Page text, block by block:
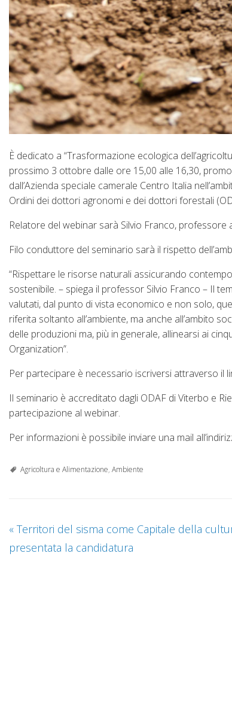
È dedicato a “Trasformazione ecologica
prossimo 3 ottobre dalle ore 15,00 alle 16,30,
dall’Azienda speciale camerale Centro Italia
Ordini dei dottori agronomi e dei dottori forestali
Relatore del webinar sarà Silvio Franco, professore
Filo conduttore del seminario sarà il rispetto
“Rispettare le risorse naturali assicurando
sostenibile. – spiega il professor Silvio Franco – Il
valutati, dal punto di vista economico e non solo,
riferita soltanto all’ambiente, ma anche all’ambito
delle produzioni ma, più in generale, allinearsi ai
Organization”.
Per partecipare è necessario iscriversi attraverso il
Il seminario è accreditato dagli ODAF di Viterbo e
partecipazione al webinar.
Per informazioni è possibile inviare una mail
Agricoltura e Alimentazione, Ambiente
« Territori del sisma come Capitale della
presentata la candidatura